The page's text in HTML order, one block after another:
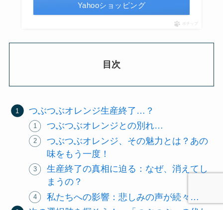
Yahooショッピング
ポチップ
目次
つぶつぶオレンジ生産終了…？
つぶつぶオレンジとの別れ…
つぶつぶオレンジ、その魅力とは？あの
味をもう一度！
生産終了の真相に迫る：なぜ、消えてし
まうの？
私たちへの影響：悲しみの声が続々…